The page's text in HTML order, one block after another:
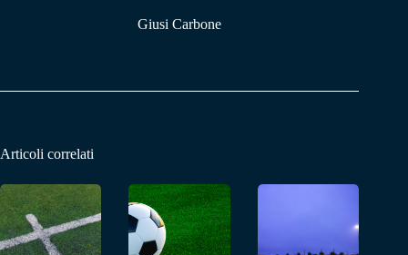
Giusi Carbone
Articoli correlati